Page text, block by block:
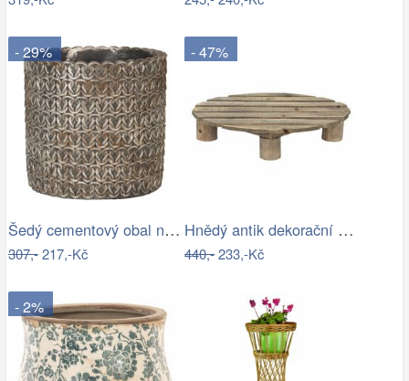
- 29%
Šedý cementový obal na květináč s…
307,-217,-Kč
- 47%
Hnědý antik dekorační stolek na květiny…
440,-233,-Kč
- 2%